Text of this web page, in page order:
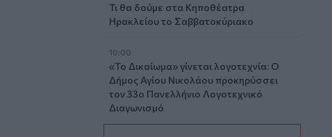
Τι θα δούμε στα Κηποθέατρα
Ηρακλείου το Σαββατοκύριακο
10:00
«Το Δικαίωμα» γίνεται λογοτεχνία: Ο
Δήμος Αγίου Νικολάου προκηρύσσει
τον 33ο Πανελλήνιο Λογοτεχνικό
Διαγωνισμό